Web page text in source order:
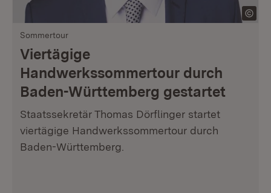
Sommertour
Viertägige
Handwerkssommertour durch
Baden-Württemberg gestartet
Staatssekretär Thomas Dörflinger startet
viertägige Handwerkssommertour durch
Baden-Württemberg.